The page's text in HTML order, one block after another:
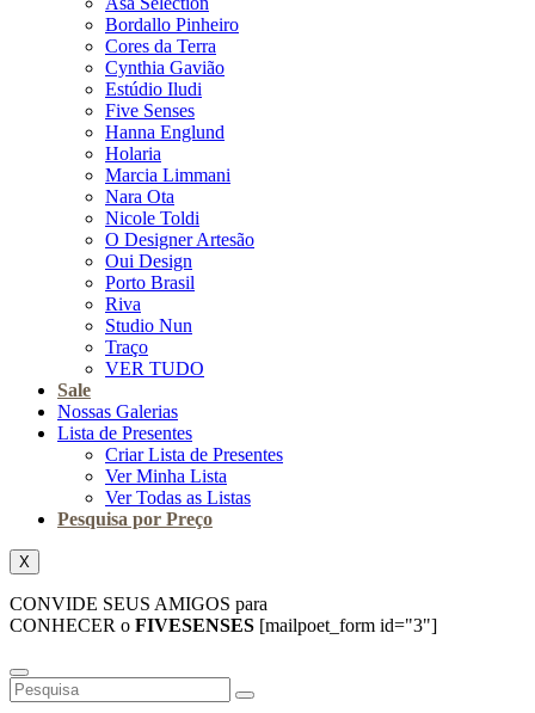
Bordallo Pinheiro
Cores da Terra
Cynthia Gavião
Estúdio Iludi
Five Senses
Hanna Englund
Holaria
Marcia Limmani
Nara Ota
Nicole Toldi
O Designer Artesão
Oui Design
Porto Brasil
Riva
Studio Nun
Traço
VER TUDO
Sale
Nossas Galerias
Lista de Presentes
Criar Lista de Presentes
Ver Minha Lista
Ver Todas as Listas
Pesquisa por Preço
X
CONVIDE SEUS AMIGOS para
CONHECER o FIVESENSES [mailpoet_form id="3"]